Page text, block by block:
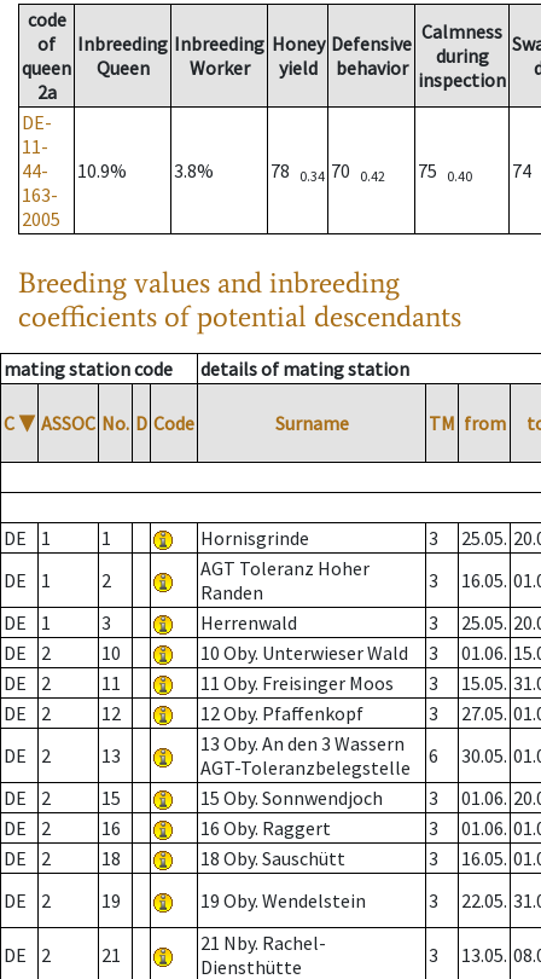
code
of
queen
2a
Inbreeding
Queen
Inbreeding
Worker
Honey
yield
Defensive
behavior
Calmness
during
inspection
DE-
11-
44-
163-
2005
10.9% 3.8% 78 0.34 70 0.42 75 0.40 74
Breeding values and inbreeding
coefficients of potential descendants
mating station code details of mating station
C ▼ ASSOC No. D Code Surname TM from
DE 1 1 Hornisgrinde 3 25.05.
DE
1 2
AGT Toleranz Hoher
Randen
3 16.05.
DE
1 3 Herrenwald 3 25.05.
DE
2 10 10 Oby. Unterwieser Wald 3 01.06.
DE
2 11 11 Oby. Freisinger Moos 3 15.05.
DE
2 12 12 Oby. Pfaffenkopf 3 27.05.
DE
2 13
13 Oby. An den 3 Wassern
AGT-Toleranzbelegstelle
6 30.05.
DE
2 15 15 Oby. Sonnwendjoch 3 01.06.
DE
2 16 16 Oby. Raggert 3 01.06.
DE
2 18 18 Oby. Sauschütt 3 16.05.
DE
2 19 19 Oby. Wendelstein 3 22.05.
DE 2 21
21 Nby. Rachel-
Diensthütte
3 13.05.